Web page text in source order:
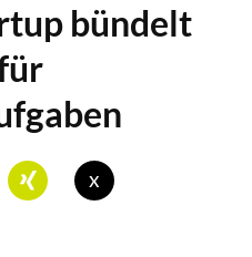
bündelt
x